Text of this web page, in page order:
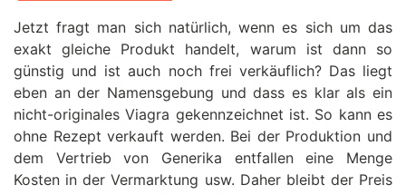
Jetzt fragt man sich natürlich, wenn es sich um das
exakt gleiche Produkt handelt, warum ist dann so
günstig und ist auch noch frei verkäuflich? Das liegt
eben an der Namensgebung und dass es klar als ein
nicht-originales Viagra gekennzeichnet ist. So kann es
ohne Rezept verkauft werden. Bei der Produktion und
dem Vertrieb von Generika entfallen eine Menge
Kosten in der Vermarktung usw. Daher bleibt der Preis